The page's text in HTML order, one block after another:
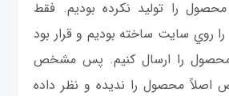
را توليد نكرده بوديم. فقط
روي سايت ساخته بوديم و قرار بود
محصول را ارسال كنيم. پس مشخص
محصول را نديده و نظر داده